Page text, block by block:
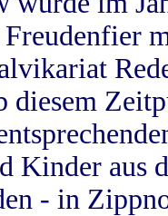
Freudenfier
diesem
Kinder aus
- in